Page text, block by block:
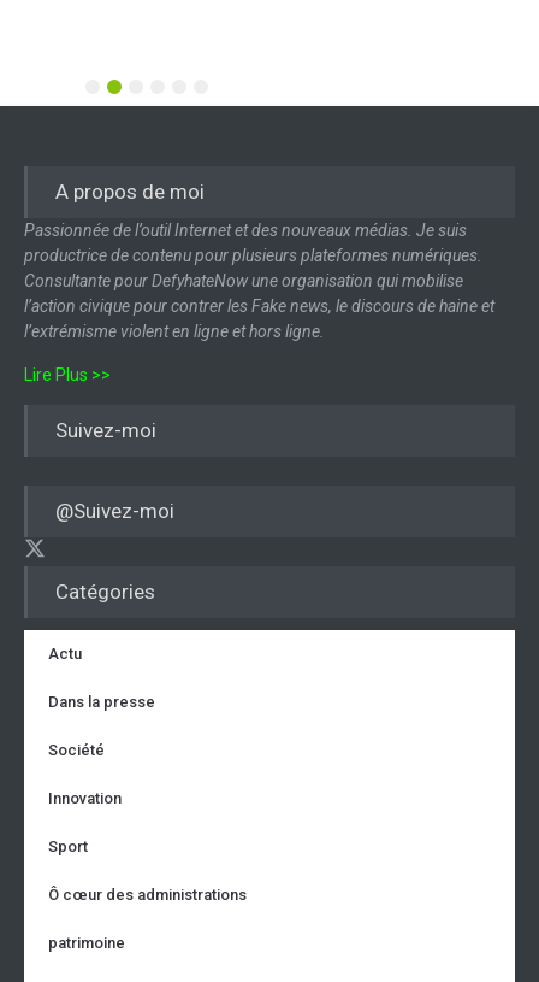
5
Catégories
Actu
Dans la presse
Société
Innovation
Sport
Ô cœur des administrations
patrimoine
A propos de moi
Passionnée de l’outil Internet et des nouveaux médias. Je suis
productrice de contenu pour plusieurs plateformes numériques.
Consultante pour DefyhateNow une organisation qui mobilise
l’action civique pour contrer les Fake news, le discours de haine et
l’extrémisme violent en ligne et hors ligne.
Lire Plus >>
Suivez-moi
@Suivez-moi